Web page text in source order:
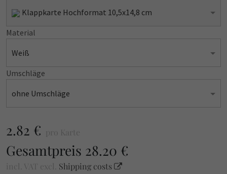
Klappkarte Hochformat 10,5x14,8 cm
Material
Weiß
Umschläge
ohne Umschläge
2.82 € pro Karte
Gesamtpreis 28.20 €
incl. VAT excl. Shipping costs